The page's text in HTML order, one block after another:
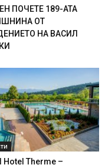
ПОЧЕТЕ 189-АТА
ОТ
НА ВАСИЛ
Hotel Therme –